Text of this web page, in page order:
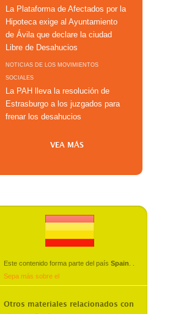
La Plataforma de Afectados por la
Hipoteca exige al Ayuntamiento
de Ávila que declare la ciudad
Libre de Desahucios
NOTICIAS DE LOS MOVIMIENTOS
SOCIALES
La PAH lleva la resolución de
Estrasburgo a los juzgados para
frenar los desahucios
VEA MÁS
Este contenido forma parte del país Spain
Sepa más sobre el
Otros materiales relacionados con